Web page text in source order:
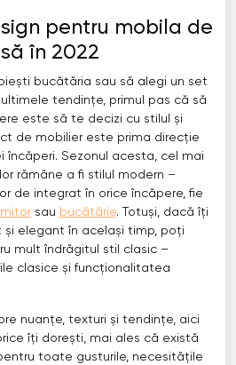
pentru mobila de
în 2022
bucătăria sau să alegi un set
tendințe, primul pas că să
este să te decizi cu stilul și
de mobilier este prima direcție
încăperi. Sezonul acesta, cel mai
rămâne a fi stilul modern –
de integrat în orice încăpere, fie
sau bucătărie. Totuși, dacă îți
și elegant în același timp, poți
mult îndrăgitul stil clasic –
clasice și funcționalitatea
nuanțe, texturi și tendințe, aici
îți dorești, mai ales că există
toate gusturile, necesitățile